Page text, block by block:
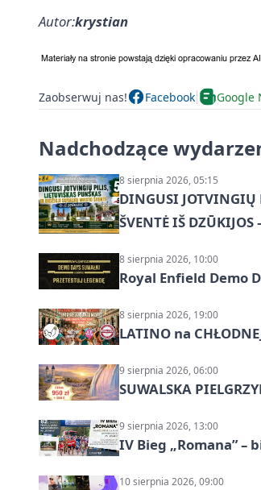
Autor:krystian
Zaobserwuj nas! Facebook Google
Nadchodzące
8 sierpnia 2026, 05:15
DINGUSI JOTVINGIŲ
ŠVENTĖ IŠ
8 sierpnia 2026, 10:00
Royal Enfield Demo
8 sierpnia 2026, 19:00
LATINO na
9 sierpnia 2026, 06:00
SUWALSKA
9 sierpnia 2026, 13:00
IV Bieg „Romana” –
10 sierpnia 2026, 09:00